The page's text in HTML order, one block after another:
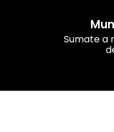
Sumate a